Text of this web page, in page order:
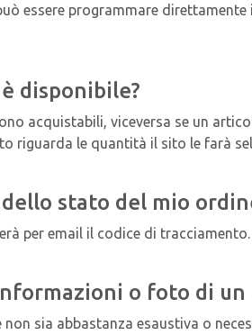
essere programmare
disponibile?
acquistabili, viceversa se un
riguarda le quantità il sito le farà
stato del mio
per email il codice di tracciamento.
o foto di un
sia abbastanza esaustiva o